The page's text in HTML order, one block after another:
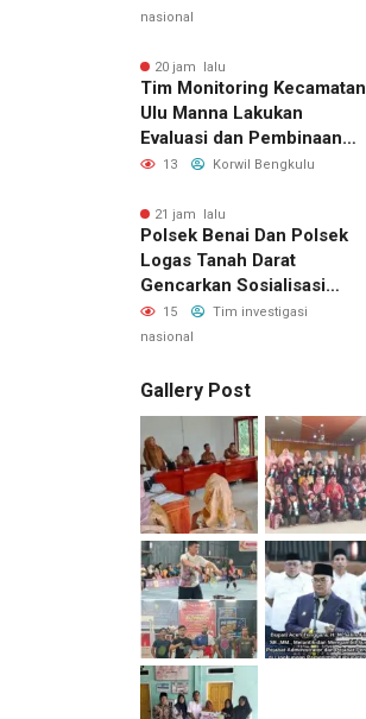
Keluarga Warga Binaan
nasional
20 jam lalu
Tim Monitoring Kecamatan
Ulu Manna Lakukan
Evaluasi dan Pembinaan
APBDesa 2026 di Desa
13 Korwil Bengkulu
21 jam lalu
Polsek Benai Dan Polsek
Logas Tanah Darat
Gencarkan Sosialisasi
Karhutla, Kapolres
Kuansing Ajak Masyarakat
Dini
15
Tim investigasi
nasional
Gallery Post